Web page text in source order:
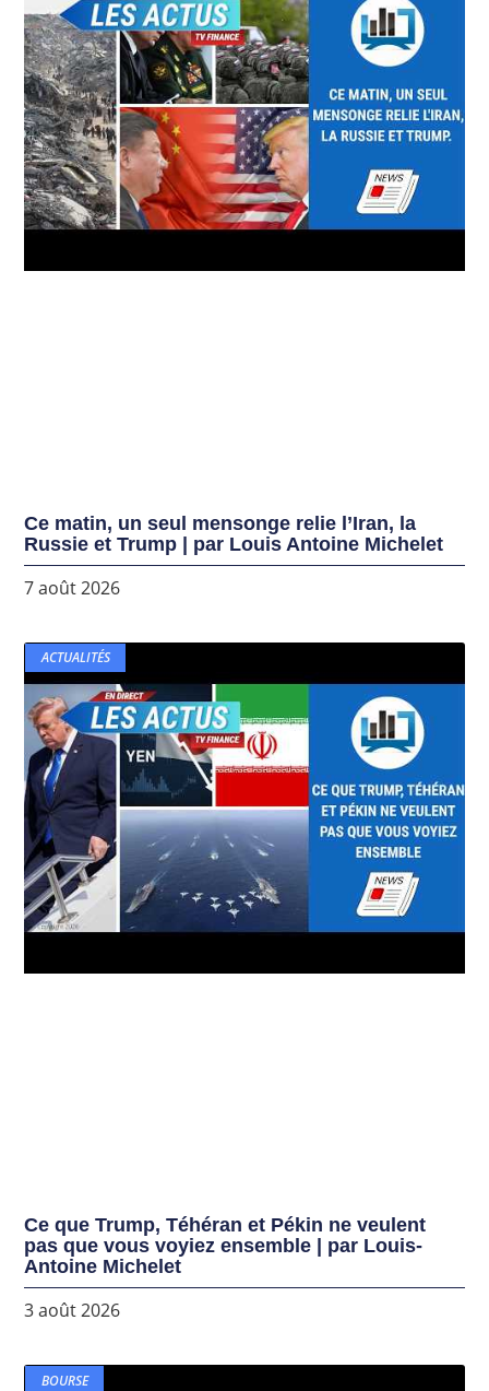
Ce matin, un seul mensonge relie l’Iran, la
Russie et Trump | par Louis Antoine Michelet
7 août 2026
ACTUALITÉS
Ce que Trump, Téhéran et Pékin ne veulent
pas que vous voyiez ensemble | par Louis-
Antoine Michelet
3 août 2026
BOURSE